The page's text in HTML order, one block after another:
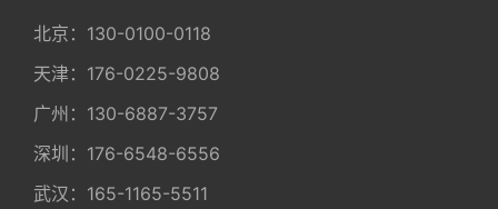
北京： 130-0100-0118
天津： 176-0225-9808
广州： 130-6887-3757
深圳： 176-6548-6556
武汉： 165-1165-5511